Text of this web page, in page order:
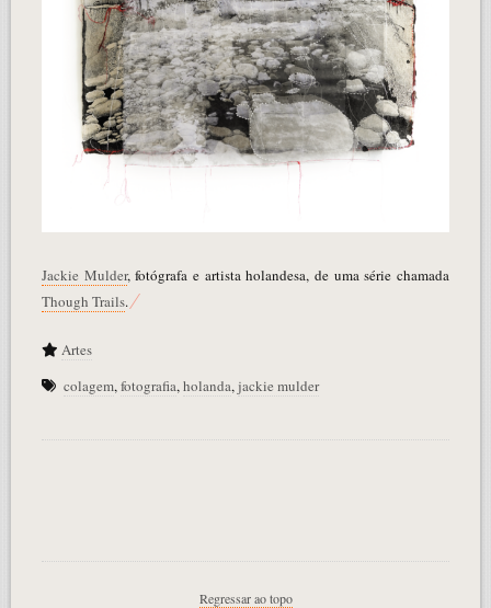
Jackie Mulder, fotógrafa e artista holandesa, de uma série chamada
Though Trails.
Artes
colagem,fotografia,holanda,jackie mulder
Regressar ao topo